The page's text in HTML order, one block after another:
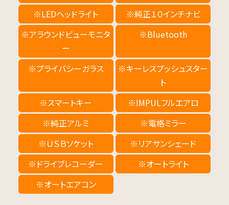
※LEDヘッドライト
※純正１０インチナビ
※アラウンドビューモニタ
ー
※Bluetooth
※プライバシーガラス
※キーレスプッシュスター
ト
※スマートキー
※IMPULフルエアロ
※純正アルミ
※電格ミラー
※ＵＳＢソケット
※リアサンシェード
※ドライブレコーダー
※オートライト
※オートエアコン